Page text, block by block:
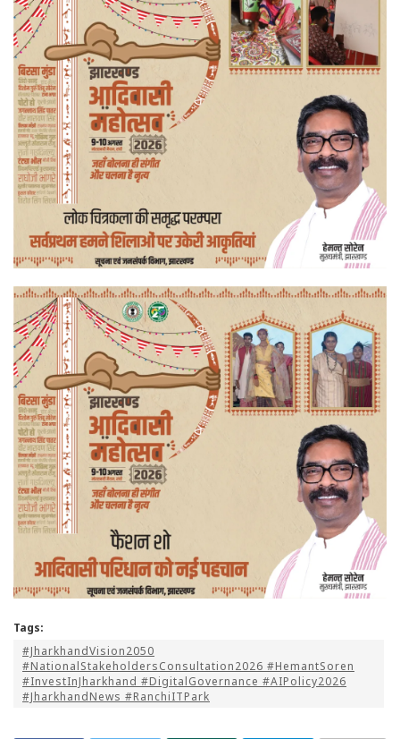
Tags:
​#JharkhandVision2050
#NationalStakeholdersConsultation2026 #HemantSoren
#InvestInJharkhand #DigitalGovernance #AIPolicy2026
#JharkhandNews #RanchiITPark